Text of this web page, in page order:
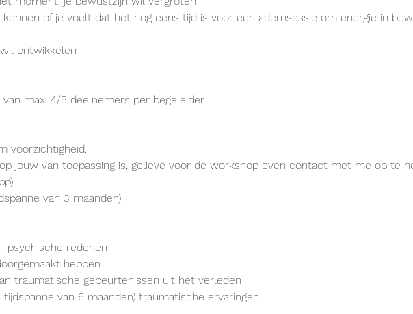
of je voelt dat het nog eens tijd is voor een ademsessie om energie in
ontwikkelen
max. 4/5 deelnemers per begeleider
voorzichtigheid.
jouw van toepassing is, gelieve voor de workshop even contact met me op te
van 3 maanden)
psychische redenen
hebben
traumatische gebeurtenissen uit het verleden
van 6 maanden) traumatische ervaringen